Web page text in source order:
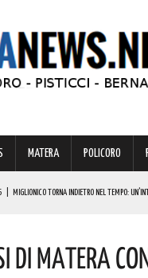
MATERA POLICORO
MIGLIONICO TORNA INDIETRO NEL TEMPO:
SPAZIALE: COSPITO, ORIGINARIO DI POLICORO, È IL
LINGUE 2026, COME RICHIEDERLO ALL’INPS E A
Matera